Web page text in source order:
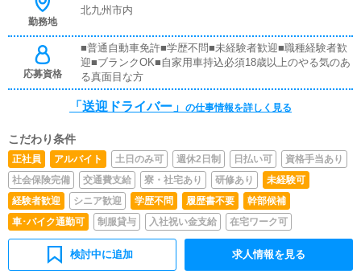
事務所や待機室の清掃を行っていただきます。キャストの
勤務地
北九州市内
応募資格
■普通自動車免許■学歴不問■未経験者歓迎■職種経験者歓
迎■ブランクOK■自家用車持込必須18歳以上のやる気のあ
る真面目な方
「送迎ドライバー」 の仕事情報を詳しく見る
こだわり条件
正社員 アルバイト 土日のみ可 週休2日制 日払い可
資格手当あり
社会保険完備
交通費支給 寮・社宅あり 研修あり
未経験可
経験者歓迎
シニア歓迎 学歴不問 履歴書不要
幹部候補
車･バイク通勤可
制服貸与 入社祝い金支給 在宅ワーク可
検討中に追加 求人情報を見る